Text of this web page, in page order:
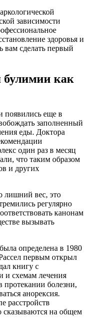
зависимости
здоровья и
вам сделать первый
булимии как
появились еще в
заполненный
еды. Доктора
один раз в месяц
что таким образом
и других
лишний вес, это
регулярно
канонам
вызывать
определена в 1980
первым открыл
книгу с
и схемам лечения
протекании болезни,
анорексия.
расстройств
сказываются на общем